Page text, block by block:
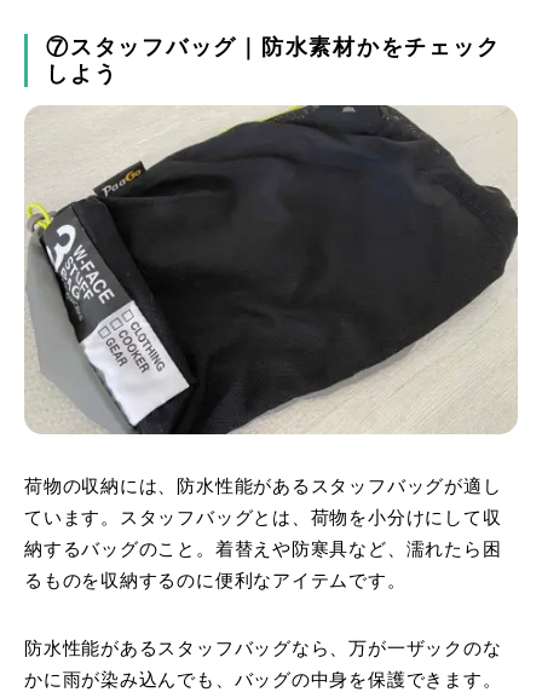
⑦スタッフバッグ｜防水素材かをチェック
しよう
荷物の収納には、防水性能があるスタッフバッグが適し
ています。スタッフバッグとは、荷物を小分けにして収
納するバッグのこと。着替えや防寒具など、濡れたら困
るものを収納するのに便利なアイテムです。
防水性能があるスタッフバッグなら、万が一ザックのな
かに雨が染み込んでも、バッグの中身を保護できます。